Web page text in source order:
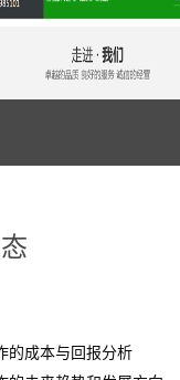
的成本与回报分析